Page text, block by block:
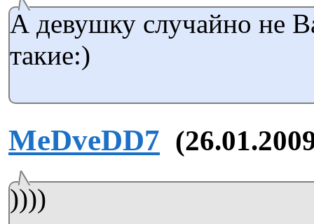
А девушку случайно не
такие:)
MeDveDD7
))))